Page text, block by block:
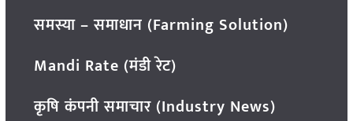
समस्या – समाधान (Farming Solution)
Mandi Rate (मंडी रेट)
कृषि कंपनी समाचार (Industry News)